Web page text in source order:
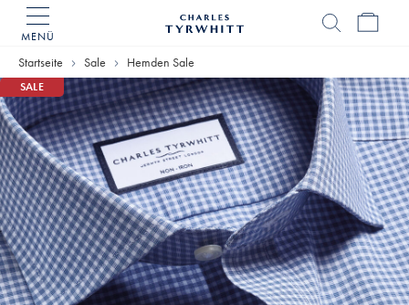
MENÜ
Home
Startseite Sale Hemden Sale
SALE